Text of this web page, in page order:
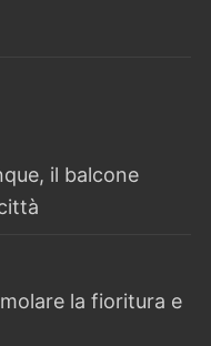
il balcone
la fioritura e